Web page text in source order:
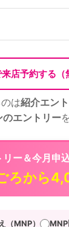
店予約する（
は紹介エン
エントリー
ー＆今月申
ろから
（MNP）